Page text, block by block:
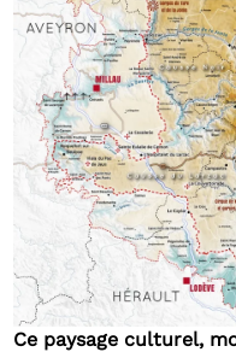
Ce paysage culturel,